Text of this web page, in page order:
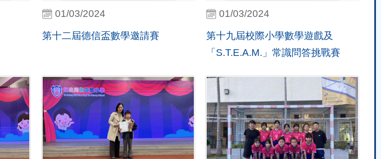
01/03/2024
第十二屆德信盃數學邀請賽
01/03/2024
第十九屆校際小學數學遊戲及
「S.T.E.A.M.」常識問答挑戰賽